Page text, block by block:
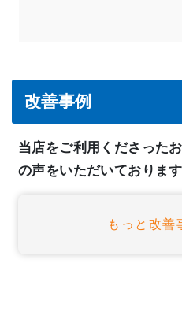
改善事例
当店をご利用くださった
の声をいただいております
もっと改善